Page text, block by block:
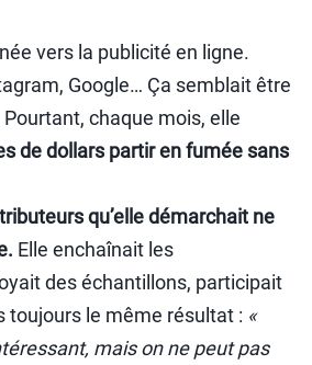
vers la publicité en ligne.
Google… Ça semblait être
chaque mois, elle
de dollars partir en fumée sans
qu’elle démarchait ne
Elle enchaînait les
des échantillons, participait
toujours le même résultat : «
mais on ne peut pas